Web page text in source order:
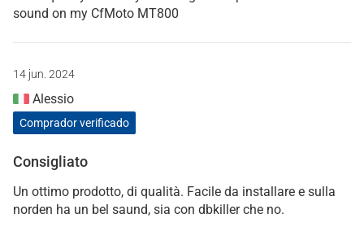
sound on my CfMoto MT800
14 jun. 2024
Alessio
Comprador verificado
Consigliato
Un ottimo prodotto, di qualità. Facile da installare e sulla
norden ha un bel saund, sia con dbkiller che no.